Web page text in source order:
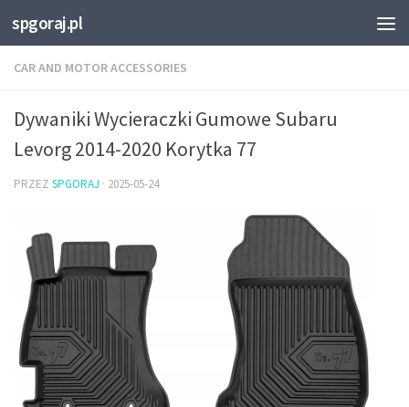
Przejdź do treści
spgoraj.pl
CAR AND MOTOR ACCESSORIES
Dywaniki Wycieraczki Gumowe Subaru
Levorg 2014-2020 Korytka 77
PRZEZ SPGORAJ · 2025-05-24